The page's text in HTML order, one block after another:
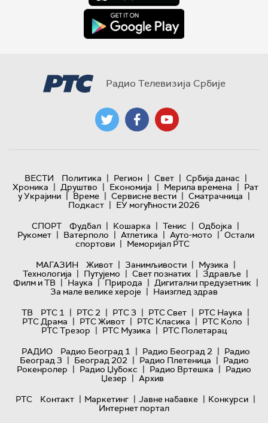
Радио Телевизија Србије
ВЕСТИ Политика | Регион | Свет | Србија данас |
Хроника | Друштво | Економија | Мерила времена | Рат
у Украјини | Време | Сервисне вести | Сматрачница |
Подкаст | ЕУ могућности 2026
СПОРТ
Фудбал | Кошарка | Тенис | Одбојка |
Рукомет | Ватерполо | Атлетика | Ауто-мото | Остали
спортови | Меморијал РТС
МАГАЗИН
Живот | Занимљивости | Музика |
Технологијa | Путујемо | Свет познатих | Здравље |
Филм и ТВ | Наука | Природа | Дигитални предузетник |
За мале велике хероје | Наизглед здрав
ТВ
РТС 1 | РТС 2 | РТС 3 | РТС Свет | РТС Наука |
РТС Драма | РТС Живот | РТС Класика | РТС Коло |
РТС Трезор | РТС Музика | РТС Полетарац
РАДИО
Радио Београд 1 | Радио Београд 2 | Радио
Београд 3 | Београд 202 | Радио Плетеница | Радио
Рокенролер | Радио Џубокс | Радио Вртешка | Радио
Џезер | Архив
РТС
Контакт | Маркетинг | Јавне набавке | Конкурси |
Интернет портал